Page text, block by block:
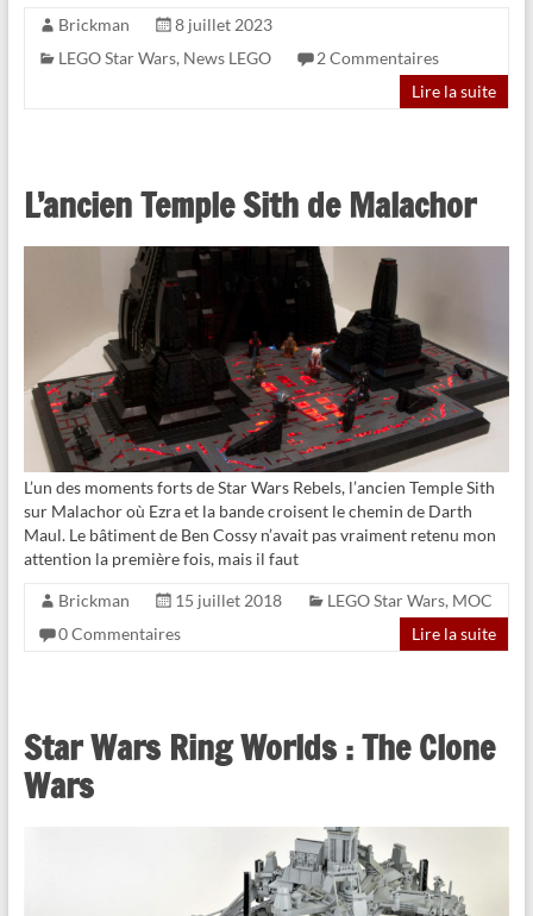
Brickman
8 juillet 2023
LEGO Star Wars, News LEGO
2 Commentaires
Lire la suite
L’ancien Temple Sith de Malachor
L’un des moments forts de Star Wars Rebels, l’ancien Temple Sith
sur Malachor où Ezra et la bande croisent le chemin de Darth
Maul. Le bâtiment de Ben Cossy n’avait pas vraiment retenu mon
attention la première fois, mais il faut
Brickman 15 juillet 2018 LEGO Star Wars, MOC
0 Commentaires
Lire la suite
Star Wars Ring Worlds : The Clone
Wars